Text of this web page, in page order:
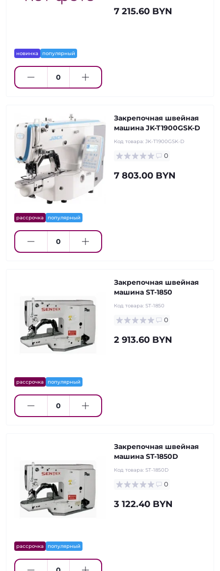
новинка популярный
7 215.60 BYN
рассрочка популярный
Закрепочная швейная
машина JK-T1900GSK-D
Код товара: JK-T1900GSK-D
0
7 803.00 BYN
рассрочка популярный
Закрепочная швейная
машина ST-1850
Код товара: ST-1850
0
2 913.60 BYN
рассрочка популярный
Закрепочная швейная
машина ST-1850D
Код товара: ST-1850D
0
3 122.40 BYN